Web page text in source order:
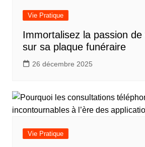
Vie Pratique
Immortalisez la passion
sur sa plaque funéraire
26 décembre 2025
Vie Pratique